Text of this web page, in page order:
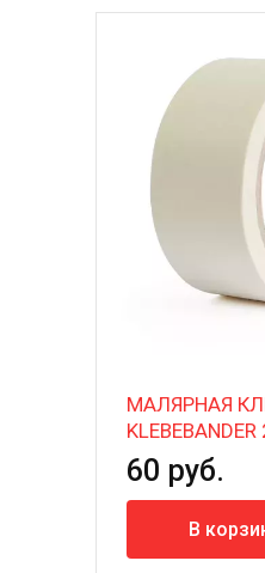
МАЛЯРНАЯ
60 руб.
В